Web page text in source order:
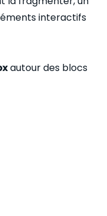
interactifs
autour des blocs